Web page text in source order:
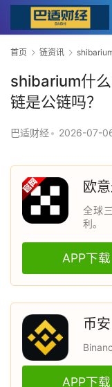
首页 链资讯
shibarium什
链是公链吗？
巴适财经• 2026-07-
欧
全球
利。
APP下载
币安
APP下载